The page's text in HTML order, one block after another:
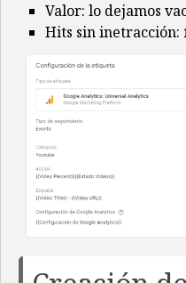
Valor: lo dejamos
Hits sin inetracción: